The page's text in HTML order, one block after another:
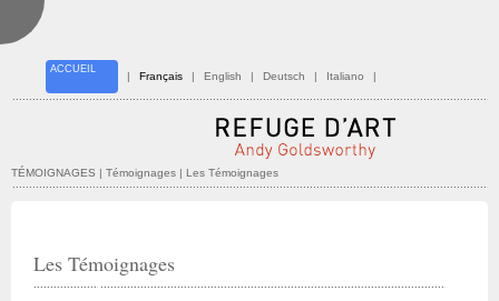
ACCUEIL
| Français | English | Deutsch | Italiano |
TÉMOIGNAGES | Témoignages | Les Témoignages
Les Témoignages